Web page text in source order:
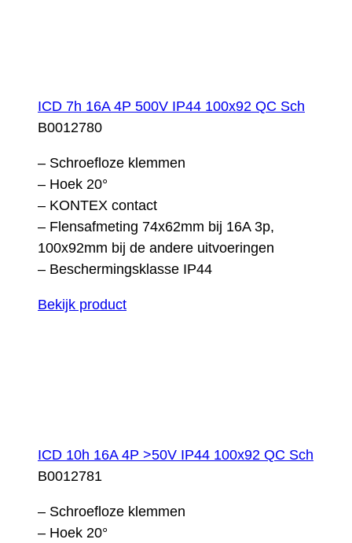
ICD 7h 16A 4P 500V IP44 100x92 QC Sch
B0012780
– Schroefloze klemmen
– Hoek 20°
– KONTEX contact
– Flensafmeting 74x62mm bij 16A 3p,
100x92mm bij de andere uitvoeringen
– Beschermingsklasse IP44
Bekijk product
ICD 10h 16A 4P >50V IP44 100x92 QC Sch
B0012781
– Schroefloze klemmen
– Hoek 20°